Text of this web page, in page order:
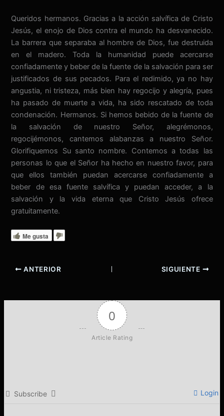
Queridos hermanos. Gracias a la acción salvífica de Cristo
Jesús, el enojo de Dios contra el mundo ha desvanecido.
La barrera que separaba al hombre de Dios, fue destruida
en el madero. Toda la humanidad puede acercarse
confiadamente y beber de la fuente de la salvación para ser
justificados de sus pecados. Para el redimido, ya no hay
angustia, ni tristeza, más bien hay regocijo y alegría, pues
ha pasado de muerte a vida, ha sido rescatado de toda
condenación. Hermanos. Si hemos bebido de la fuente de
la salvación de nuestro Señor, alegrémonos,
regocijémonos, cantemos alabanzas a nuestro Señor.
Glorifiquemos Su santo nombre. Contemos a todas las
personas lo que el Señor ha hecho en nuestro favor, para
que ellos también puedan acercarse confiadamente a
beber de esa fuente salvífica y puedan acceder, a la
salvación y la vida eterna que Cristo Jesús ofrece
gratuitamente.
Me gusta
ANTERIOR SIGUIENTE
0
Article Rating
Subscribe Login